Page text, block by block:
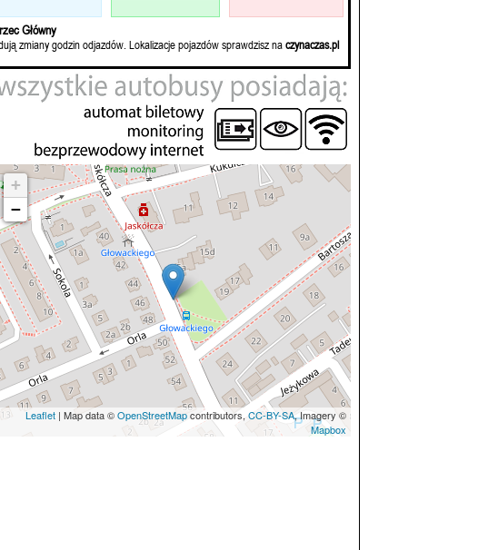
Główny
zmiany godzin odjazdów. Lokalizacje pojazdów sprawdzisz naczynaczas.pl
+
−
Leaflet | Map data ©OpenStreetMapcontributors,CC-BY-SA, Imagery ©
Mapbox